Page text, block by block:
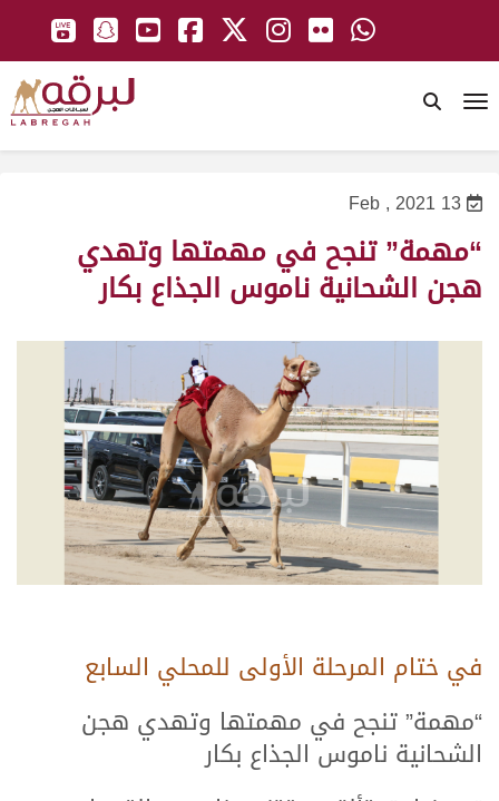
13 Feb , 2021
“مهمة” تنجح في مهمتها وتهدي
هجن الشحانية ناموس الجذاع بكار
في ختام المرحلة الأولى للمحلي السابع
“مهمة” تنجح في مهمتها وتهدي هجن
الشحانية ناموس الجذاع بكار